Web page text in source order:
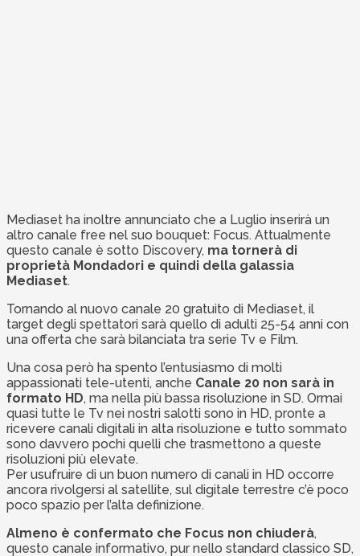
Mediaset ha inoltre annunciato che a Luglio inserirà un
altro canale free nel suo bouquet: Focus. Attualmente
questo canale è sotto Discovery, ma tornerà di
proprietà Mondadori e quindi della galassia
Mediaset.
Tornando al nuovo canale 20 gratuito di Mediaset, il
target degli spettatori sarà quello di adulti 25-54 anni con
una offerta che sarà bilanciata tra serie Tv e Film.
Una cosa però ha spento l’entusiasmo di molti
appassionati tele-utenti, anche Canale 20 non sarà in
formato HD, ma nella più bassa risoluzione in SD. Ormai
quasi tutte le Tv nei nostri salotti sono in HD, pronte a
ricevere canali digitali in alta risoluzione e tutto sommato
sono davvero pochi quelli che trasmettono a queste
risoluzioni più elevate.
Per usufruire di un buon numero di canali in HD occorre
ancora rivolgersi al satellite, sul digitale terrestre c’è poco
poco spazio per l’alta definizione.
Almeno è confermato che Focus non chiuderà,
questo canale informativo, pur nello standard classico SD,